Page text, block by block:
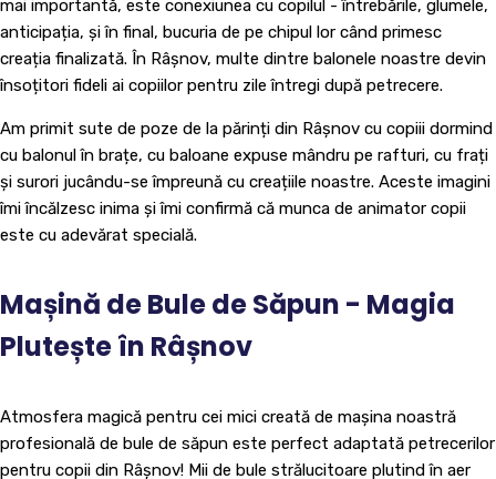
mai importantă, este conexiunea cu copilul - întrebările, glumele,
anticipația, și în final, bucuria de pe chipul lor când primesc
creația finalizată. În Râșnov, multe dintre balonele noastre devin
însoțitori fideli ai copiilor pentru zile întregi după petrecere.
Am primit sute de poze de la părinți din Râșnov cu copiii dormind
cu balonul în brațe, cu baloane expuse mândru pe rafturi, cu frați
și surori jucându-se împreună cu creațiile noastre. Aceste imagini
îmi încălzesc inima și îmi confirmă că munca de animator copii
este cu adevărat specială.
Mașină de Bule de Săpun - Magia
Plutește în Râșnov
Atmosfera magică pentru cei mici creată de mașina noastră
profesională de bule de săpun este perfect adaptată petrecerilor
pentru copii din Râșnov! Mii de bule strălucitoare plutind în aer